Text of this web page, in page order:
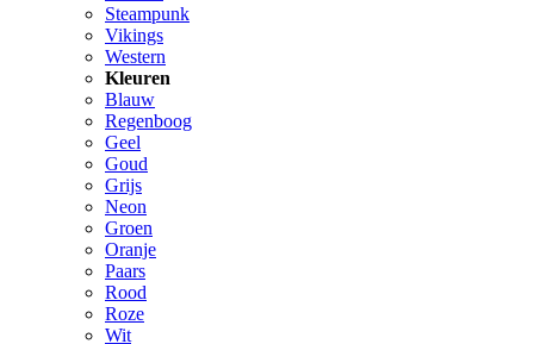
Steampunk
Vikings
Western
Kleuren
Blauw
Regenboog
Geel
Goud
Grijs
Neon
Groen
Oranje
Paars
Rood
Roze
Wit